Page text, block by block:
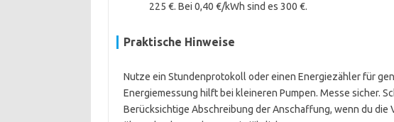
225 €. Bei 0,40 €/kWh sind es 300 €.
Praktische Hinweise
Nutze ein Stunden­protokoll oder einen Energiezähler für
Energiemessung hilft bei kleineren Pumpen. Messe sicher.
Berücksichtige Abschreibung der Anschaffung, wenn du